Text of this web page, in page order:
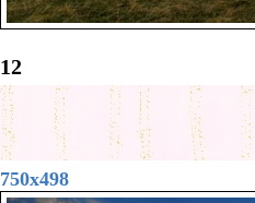
12
750x498